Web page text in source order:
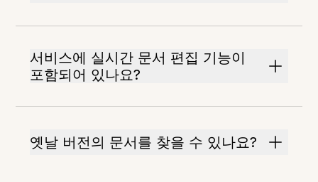
서비스에 실시간 문서 편집 기능이
포함되어 있나요?
옛날 버전의 문서를 찾을 수 있나요?